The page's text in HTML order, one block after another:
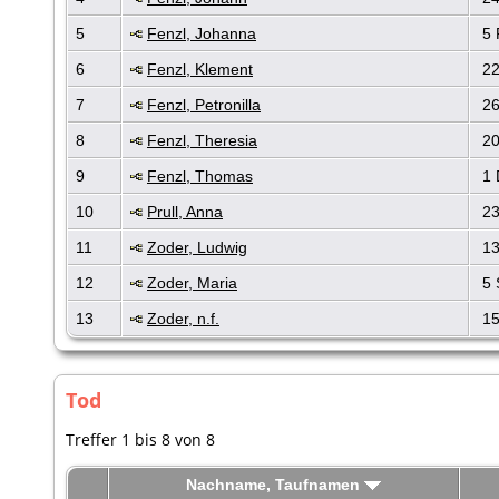
5
Fenzl, Johanna
5
6
Fenzl, Klement
7
Fenzl, Petronilla
8
Fenzl, Theresia
9
Fenzl, Thomas
1
10
Prull, Anna
11
Zoder, Ludwig
12
Zoder, Maria
5
13
Zoder, n.f.
Tod
Treffer 1 bis 8 von 8
Nachname, Taufnamen